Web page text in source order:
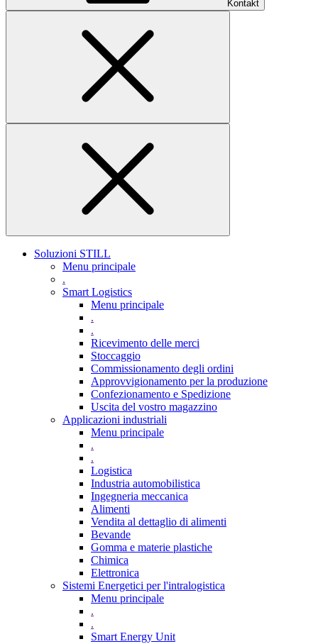
Kontakt
Soluzioni STILL
Menu principale
.
Smart Logistics
Menu principale
.
.
Ricevimento delle merci
Stoccaggio
Commissionamento degli ordini
Approvvigionamento per la produzione
Confezionamento e Spedizione
Uscita del vostro magazzino
Applicazioni industriali
Menu principale
.
.
Logistica
Industria automobilistica
Ingegneria meccanica
Alimenti
Vendita al dettaglio di alimenti
Bevande
Gomma e materie plastiche
Chimica
Elettronica
Sistemi Energetici per l'intralogistica
Menu principale
.
.
Smart Energy Unit